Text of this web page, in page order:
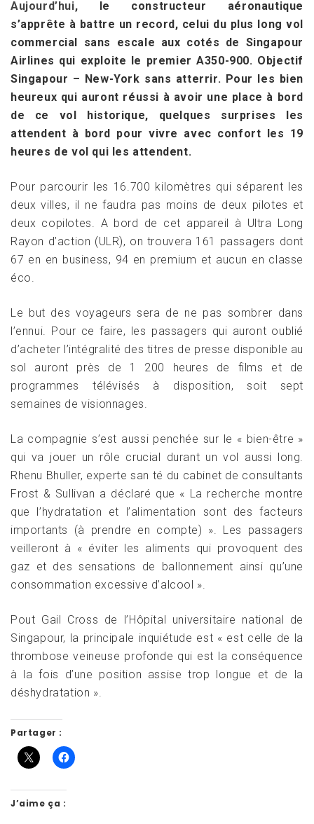
Aujourd’hui, le constructeur aéronautique
s’apprête à battre un record, celui du plus long vol
commercial sans escale aux cotés de Singapour
Airlines qui exploite le premier A350-900. Objectif
Singapour – New-York sans atterrir. Pour les bien
heureux qui auront réussi à avoir une place à bord
de ce vol historique, quelques surprises les
attendent à bord pour vivre avec confort les 19
heures de vol qui les attendent.
Pour parcourir les 16.700 kilomètres qui séparent les
deux villes, il ne faudra pas moins de deux pilotes et
deux copilotes. A bord de cet appareil à Ultra Long
Rayon d’action (ULR), on trouvera 161 passagers dont
67 en en business, 94 en premium et aucun en classe
éco.
Le but des voyageurs sera de ne pas sombrer dans
l’ennui. Pour ce faire, les passagers qui auront oublié
d’acheter l’intégralité des titres de presse disponible au
sol auront près de 1 200 heures de films et de
programmes télévisés à disposition, soit sept
semaines de visionnages.
La compagnie s’est aussi penchée sur le « bien-être »
qui va jouer un rôle crucial durant un vol aussi long.
Rhenu Bhuller, experte san té du cabinet de consultants
Frost & Sullivan a déclaré que « La recherche montre
que l’hydratation et l’alimentation sont des facteurs
importants (à prendre en compte) ». Les passagers
veilleront à « éviter les aliments qui provoquent des
gaz et des sensations de ballonnement ainsi qu’une
consommation excessive d’alcool ».
Pout Gail Cross de l’Hôpital universitaire national de
Singapour, la principale inquiétude est « est celle de la
thrombose veineuse profonde qui est la conséquence
à la fois d’une position assise trop longue et de la
déshydratation ».
Partager :
J’aime ça :